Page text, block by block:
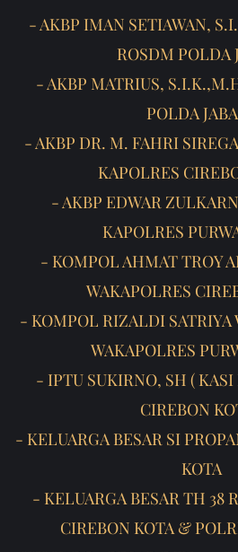
- AKBP IMAN SETIAWAN,
ROSDM POLDA
- AKBP MATRIUS,
POLDA
- AKBP DR. M. FAHRI
KAPOLRES
- AKBP EDWAR
KAPOLRES
- KOMPOL AHMAT TROY
WAKAPOLRES
- KOMPOL RIZALDI SATRIYA
WAKAPOLRES
- IPTU SUKIRNO, SH ( KASI
CIREBON
- KELUARGA BESAR SI
KOTA
- KELUARGA BESAR TH 38
CIREBON KOTA &